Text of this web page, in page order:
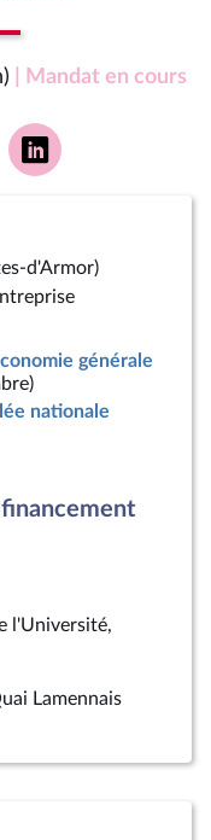
| Mandat en cours
Voir
la
d'Armor)
générale
nationale
l'Université,
Lamennais